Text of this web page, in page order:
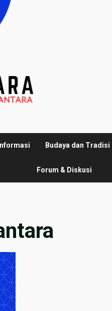
Budaya dan Tradisi
Forum & Diskusi